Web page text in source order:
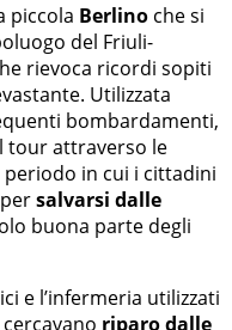
piccola Berlino che si
del Friuli-
rievoca ricordi sopiti
Utilizzata
bombardamenti,
tour attraverso le
in cui i cittadini
salvarsi dalle
buona parte degli
e l’infermeria utilizzati
riparo dalle